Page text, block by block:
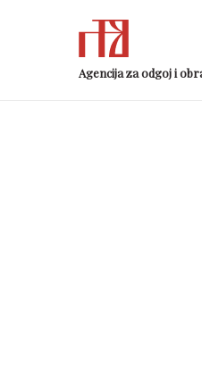
Agencija za odgoj i